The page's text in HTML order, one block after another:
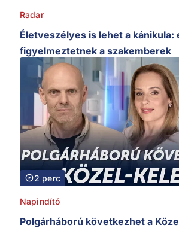
Radar
Életveszélyes is lehet a kánikula:
figyelmeztetnek a szakemberek
2 perc
Napindító
Polgárháború következhet a